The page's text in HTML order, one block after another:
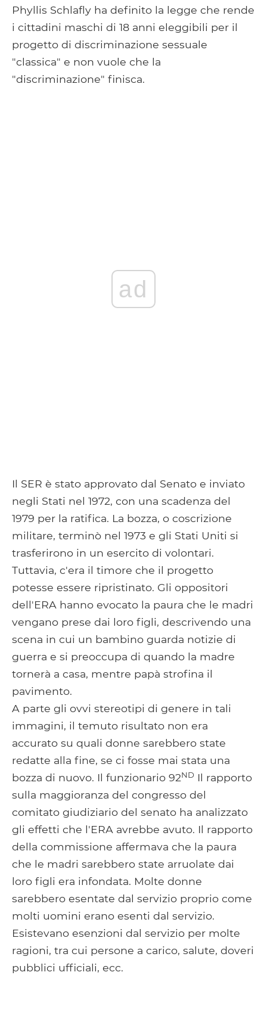
Phyllis Schlafly ha definito la legge che rende
i cittadini maschi di 18 anni eleggibili per il
progetto di discriminazione sessuale
"classica" e non vuole che la
"discriminazione" finisca.
ad
Il SER è stato approvato dal Senato e inviato
negli Stati nel 1972, con una scadenza del
1979 per la ratifica. La bozza, o coscrizione
militare, terminò nel 1973 e gli Stati Uniti si
trasferirono in un esercito di volontari.
Tuttavia, c'era il timore che il progetto
potesse essere ripristinato. Gli oppositori
dell'ERA hanno evocato la paura che le madri
vengano prese dai loro figli, descrivendo una
scena in cui un bambino guarda notizie di
guerra e si preoccupa di quando la madre
tornerà a casa, mentre papà strofina il
pavimento.
A parte gli ovvi stereotipi di genere in tali
immagini, il temuto risultato non era
accurato su quali donne sarebbero state
redatte alla fine, se ci fosse mai stata una
bozza di nuovo. Il funzionario 92ND Il rapporto
sulla maggioranza del congresso del
comitato giudiziario del senato ha analizzato
gli effetti che l'ERA avrebbe avuto. Il rapporto
della commissione affermava che la paura
che le madri sarebbero state arruolate dai
loro figli era infondata. Molte donne
sarebbero esentate dal servizio proprio come
molti uomini erano esenti dal servizio.
Esistevano esenzioni dal servizio per molte
ragioni, tra cui persone a carico, salute, doveri
pubblici ufficiali, ecc.